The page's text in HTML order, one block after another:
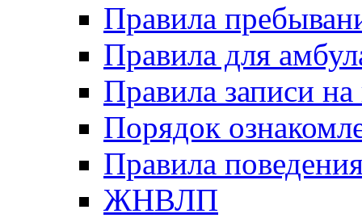
Правила
Правила для
Правила записи
Порядок
Правила
ЖНВЛП